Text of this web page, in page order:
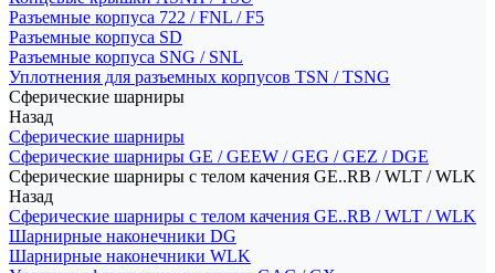
Разъемные корпуса 722 / FNL / F5
Разъемные корпуса SD
Разъемные корпуса SNG / SNL
Уплотнения для разъемных корпусов TSN / TSNG
Сферические шарниры
Назад
Сферические шарниры
Сферические шарниры GE / GEEW / GEG / GEZ / DGE
Сферические шарниры с телом качения GE..RB / WLT / WLK
Назад
Сферические шарниры с телом качения GE..RB / WLT / WLK
Шарнирные наконечники DG
Шарнирные наконечники WLK